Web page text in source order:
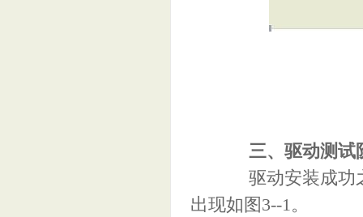
三、驱动测试
驱动安装成功之
出现如图3--1。